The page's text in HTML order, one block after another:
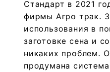
Стандарт в 2021
фирмы Агро трак.
использования в
заготовке сена и
никаких проблем.
продумана